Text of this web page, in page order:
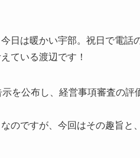
日は暖かい宇部。祝日で電話
ている渡辺です！
を公布し、経営事項審査の評
のですが、今回はその趣旨と